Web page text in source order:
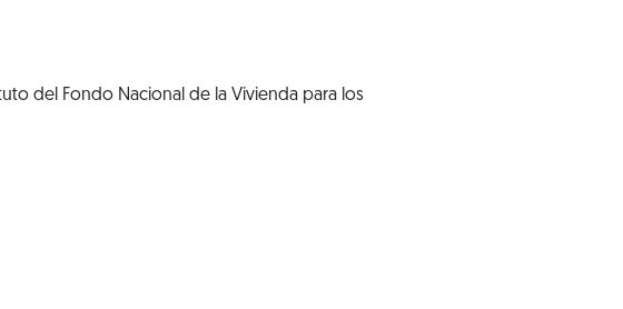
del Fondo Nacional de la Vivienda para los